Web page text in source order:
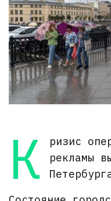
К
ризис
рекламы